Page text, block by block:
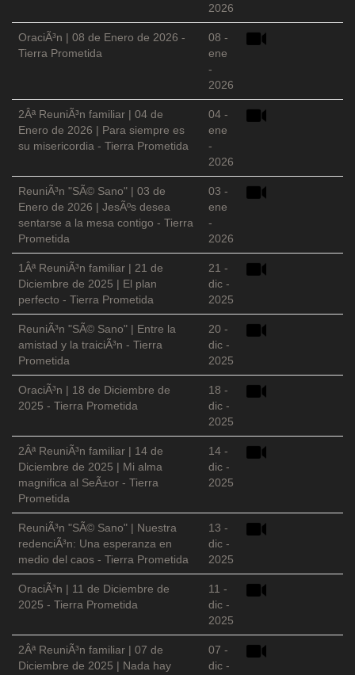
2026
OraciÃ³n | 08 de Enero de 2026 -
Tierra Prometida
08 -
ene
-
2026
2Âª ReuniÃ³n familiar | 04 de
Enero de 2026 | Para siempre es
su misericordia - Tierra Prometida
04 -
ene
-
2026
ReuniÃ³n "SÃ© Sano" | 03 de
Enero de 2026 | JesÃºs desea
sentarse a la mesa contigo - Tierra
Prometida
03 -
ene
-
2026
1Âª ReuniÃ³n familiar | 21 de
Diciembre de 2025 | El plan
perfecto - Tierra Prometida
21 -
dic -
2025
ReuniÃ³n "SÃ© Sano" | Entre la
amistad y la traiciÃ³n - Tierra
Prometida
20 -
dic -
2025
OraciÃ³n | 18 de Diciembre de
2025 - Tierra Prometida
18 -
dic -
2025
2Âª ReuniÃ³n familiar | 14 de
Diciembre de 2025 | Mi alma
magnifica al SeÃ±or - Tierra
Prometida
14 -
dic -
2025
ReuniÃ³n "SÃ© Sano" | Nuestra
redenciÃ³n: Una esperanza en
medio del caos - Tierra Prometida
13 -
dic -
2025
OraciÃ³n | 11 de Diciembre de
2025 - Tierra Prometida
11 -
dic -
2025
2Âª ReuniÃ³n familiar | 07 de
Diciembre de 2025 | Nada hay
07 -
dic -